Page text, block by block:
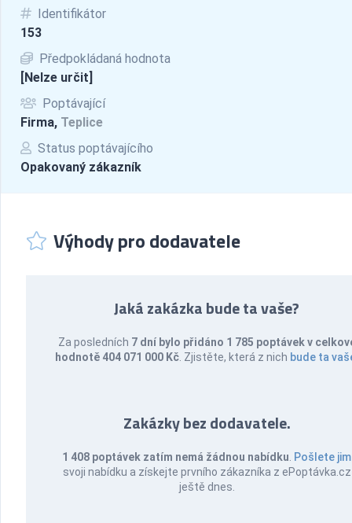
Identifikátor
153
Předpokládaná hodnota
[Nelze určit]
Poptávající
Firma, Teplice
Status poptávajícího
Opakovaný zákazník
Výhody pro dodavatele
Jaká zakázka bude ta vaše?
Za posledních 7 dní bylo přidáno 1 785 poptávek v
hodnotě 404 071 000 Kč . Zjistěte, která z nich bude ta
Zakázky bez dodavatele.
1 408 poptávek zatím nemá žádnou nabídku Pošlete jim
svoji nabídku a získejte prvního zákazníka z ePoptávka.cz
ještě dnes.